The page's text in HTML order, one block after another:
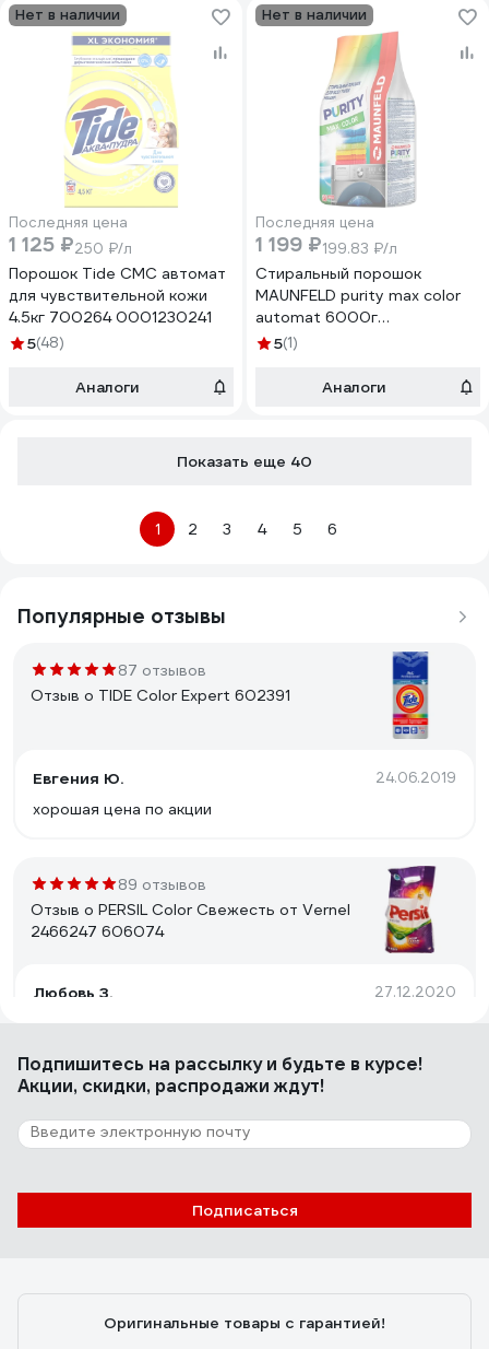
Нет в наличии
Последняя цена
1 125 ₽250 ₽/л
Порошок Tide СМС автомат
для чувствительной кожи
4.5кг 700264 0001230241
5(48)
Аналоги
Нет в наличии
Последняя цена
1 199 ₽199.83 ₽/л
Стиральный порошок
MAUNFELD purity max color
automat 6000г
MWP6000CA
5(1)
Аналоги
Показать еще 40
1 2 3 4 5 6
Популярные отзывы
87 отзывов
Отзыв о TIDE Color Expert 602391
Евгения Ю. 24.06.2019
хорошая цена по акции
89 отзывов
Отзыв о PERSIL Color Свежесть от Vernel
2466247 606074
Любовь З. 27.12.2020
Купила по приятной цене 6кг, но сейчас цена выросла
приятный аромат на вещах, расход
156 отзывов
Подпишитесь на рассылкуи будьте в курсе!
Акции, скидки, распродажи ждут!
Подписаться
Оригинальные товары с гарантией!